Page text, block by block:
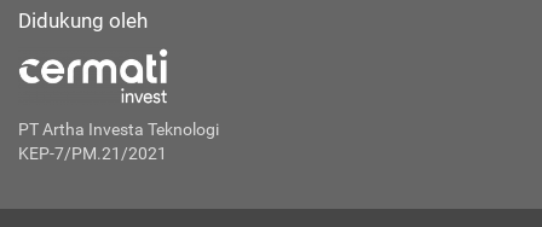
Didukung oleh
PT Artha Investa Teknologi
KEP-7/PM.21/2021